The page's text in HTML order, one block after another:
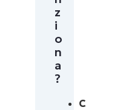
z
i
o
n
a
?
C